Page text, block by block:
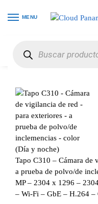
MENU
Tapo C310 – Cámara de
a prueba de polvo/de
MP – 2304 x 1296 –
– Wi-Fi – GbE – H.264 –